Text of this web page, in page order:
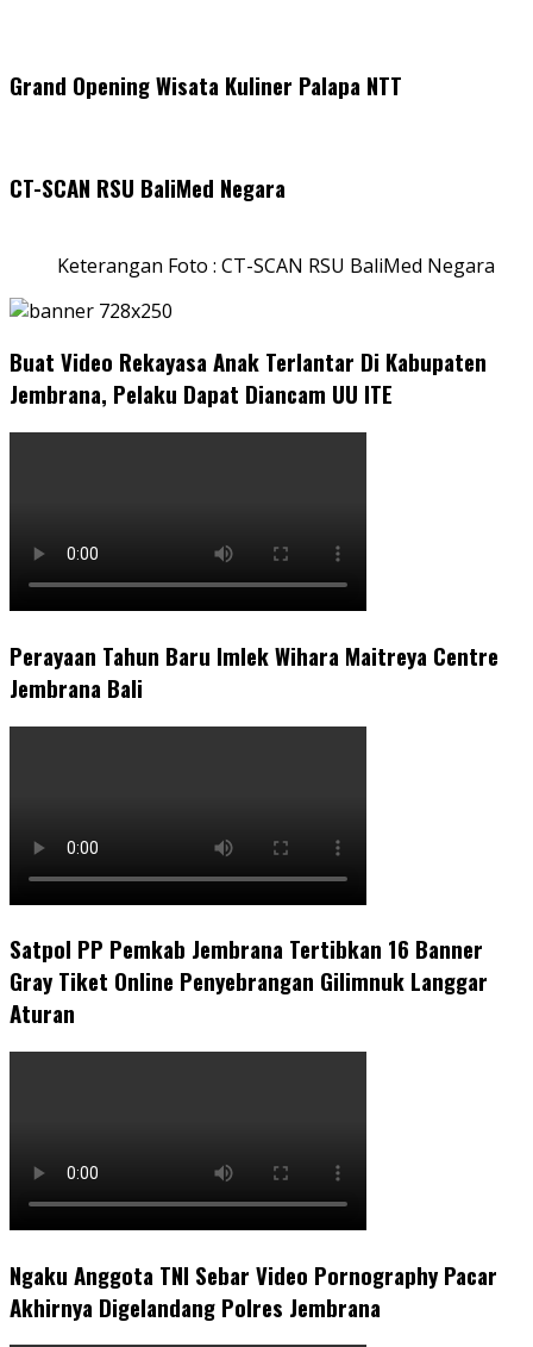
Grand Opening Wisata Kuliner Palapa NTT
CT-SCAN RSU BaliMed Negara
Keterangan Foto : CT-SCAN RSU BaliMed Negara
Buat Video Rekayasa Anak Terlantar Di Kabupaten
Jembrana, Pelaku Dapat Diancam UU ITE
Perayaan Tahun Baru Imlek Wihara Maitreya Centre
Jembrana Bali
Satpol PP Pemkab Jembrana Tertibkan 16 Banner
Gray Tiket Online Penyebrangan Gilimnuk Langgar
Aturan
Ngaku Anggota TNI Sebar Video Pornography Pacar
Akhirnya Digelandang Polres Jembrana